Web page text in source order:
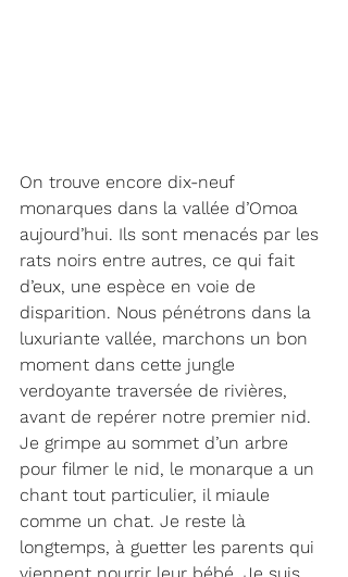
On trouve encore dix-neuf
monarques dans la vallée d’Omoa
aujourd’hui. Ils sont menacés par les
rats noirs entre autres, ce qui fait
d’eux, une espèce en voie de
disparition. Nous pénétrons dans la
luxuriante vallée, marchons un bon
moment dans cette jungle
verdoyante traversée de rivières,
avant de repérer notre premier nid.
Je grimpe au sommet d’un arbre
pour filmer le nid, le monarque a un
chant tout particulier, il miaule
comme un chat. Je reste là
longtemps, à guetter les parents qui